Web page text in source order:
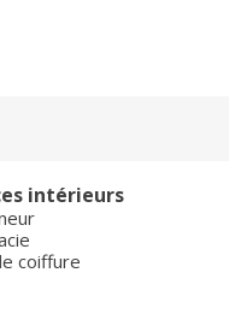
intérieurs
coiffure